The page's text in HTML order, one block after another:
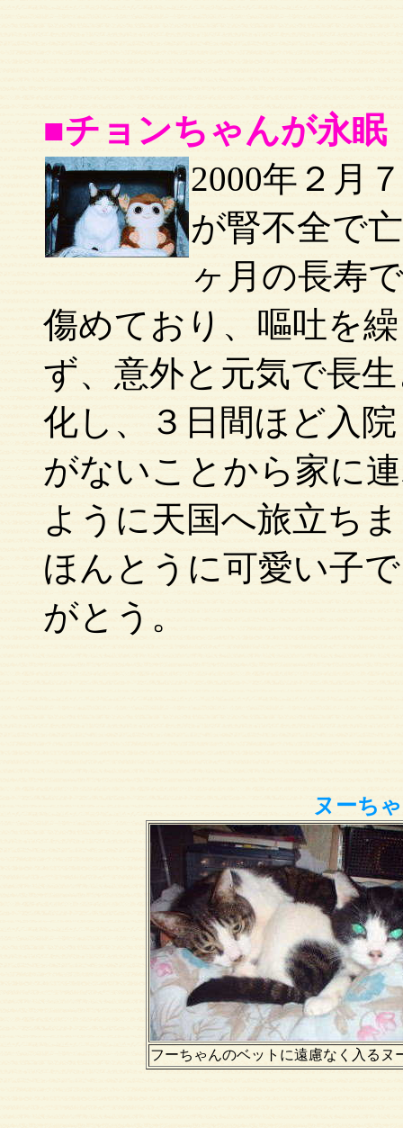
■チョンちゃんが永
2000年２月
が腎不全で
ヶ月の長寿
傷めており、嘔吐を
ず、意外と元気で長
化し、３日間ほど入
がないことから家に
ように天国へ旅立ち
ほんとうに可愛い子
がとう。
ヌーち
フーちゃんのベットに遠慮なく